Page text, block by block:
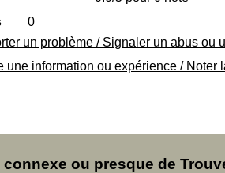
0
un problème / Signaler un abus ou
une information ou expérience / Noter
connexe ou presque de